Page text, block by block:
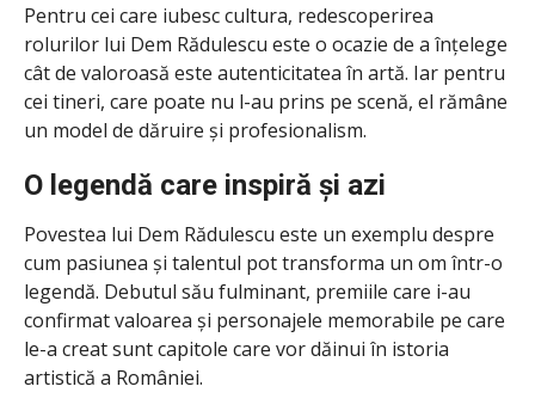
Pentru cei care iubesc cultura, redescoperirea
rolurilor lui Dem Rădulescu este o ocazie de a înțelege
cât de valoroasă este autenticitatea în artă. Iar pentru
cei tineri, care poate nu l-au prins pe scenă, el rămâne
un model de dăruire și profesionalism.
O legendă care inspiră și azi
Povestea lui Dem Rădulescu este un exemplu despre
cum pasiunea și talentul pot transforma un om într-o
legendă. Debutul său fulminant, premiile care i-au
confirmat valoarea și personajele memorabile pe care
le-a creat sunt capitole care vor dăinui în istoria
artistică a României.